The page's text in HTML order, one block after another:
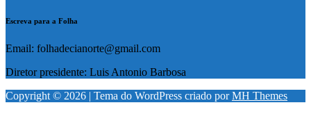
Escreva para a Folha
Email: folhadecianorte@gmail.com
Diretor presidente: Luis Antonio Barbosa
Copyright © 2026 | Tema do WordPress criado porMH Themes